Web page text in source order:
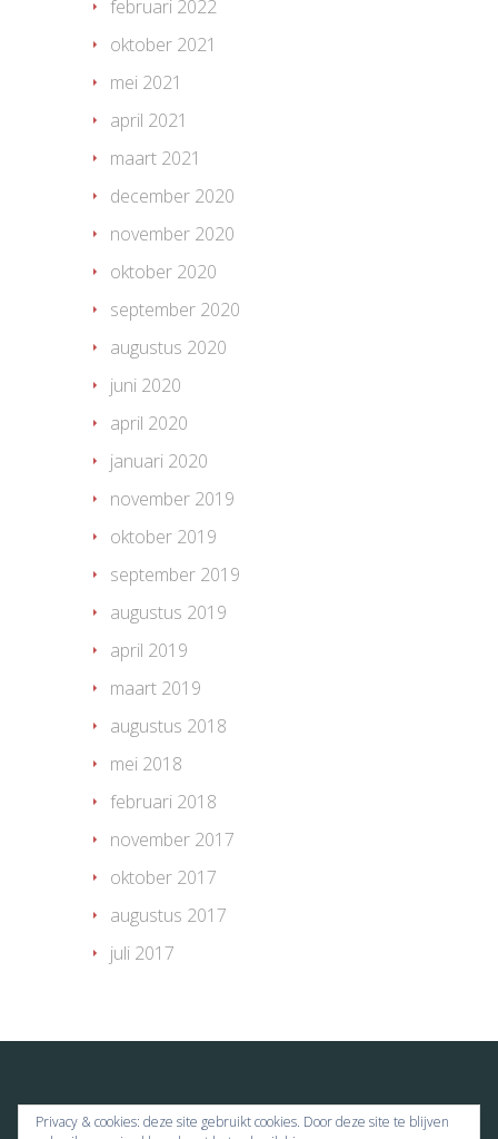
februari 2022
oktober 2021
mei 2021
april 2021
maart 2021
december 2020
november 2020
oktober 2020
september 2020
augustus 2020
juni 2020
april 2020
januari 2020
november 2019
oktober 2019
september 2019
augustus 2019
april 2019
maart 2019
augustus 2018
mei 2018
februari 2018
november 2017
oktober 2017
augustus 2017
juli 2017
Privacy & cookies: deze site gebruikt cookies. Door deze site te blijven